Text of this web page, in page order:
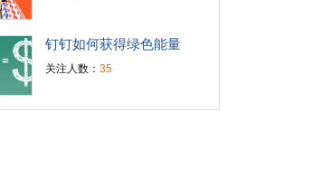
钉钉如何获得绿色能量
关注人数： 35